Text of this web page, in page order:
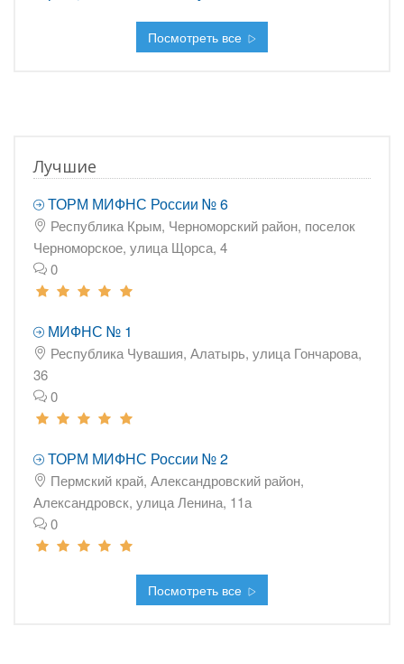
Посмотреть все
Лучшие
ТОРМ МИФНС России № 6
Республика Крым, Черноморский район, поселок
Черноморское, улица Щорса, 4
0
МИФНС № 1
Республика Чувашия, Алатырь, улица Гончарова,
36
0
ТОРМ МИФНС России № 2
Пермский край, Александровский район,
Александровск, улица Ленина, 11а
0
Посмотреть все